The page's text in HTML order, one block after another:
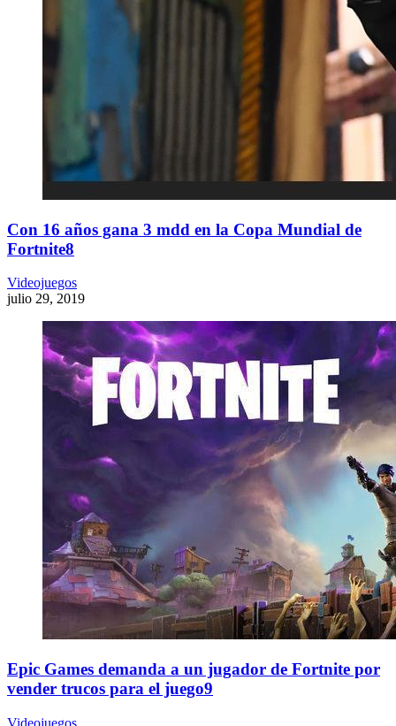
Con 16 años gana 3 mdd en la Copa Mundial de
Fortnite8
Videojuegos
julio 29, 2019
Epic Games demanda a un jugador de Fortnite por
vender trucos para el juego9
Videojuegos